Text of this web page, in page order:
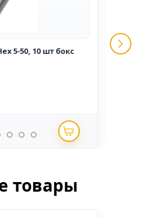
5-50, 10 шт бокс
товары